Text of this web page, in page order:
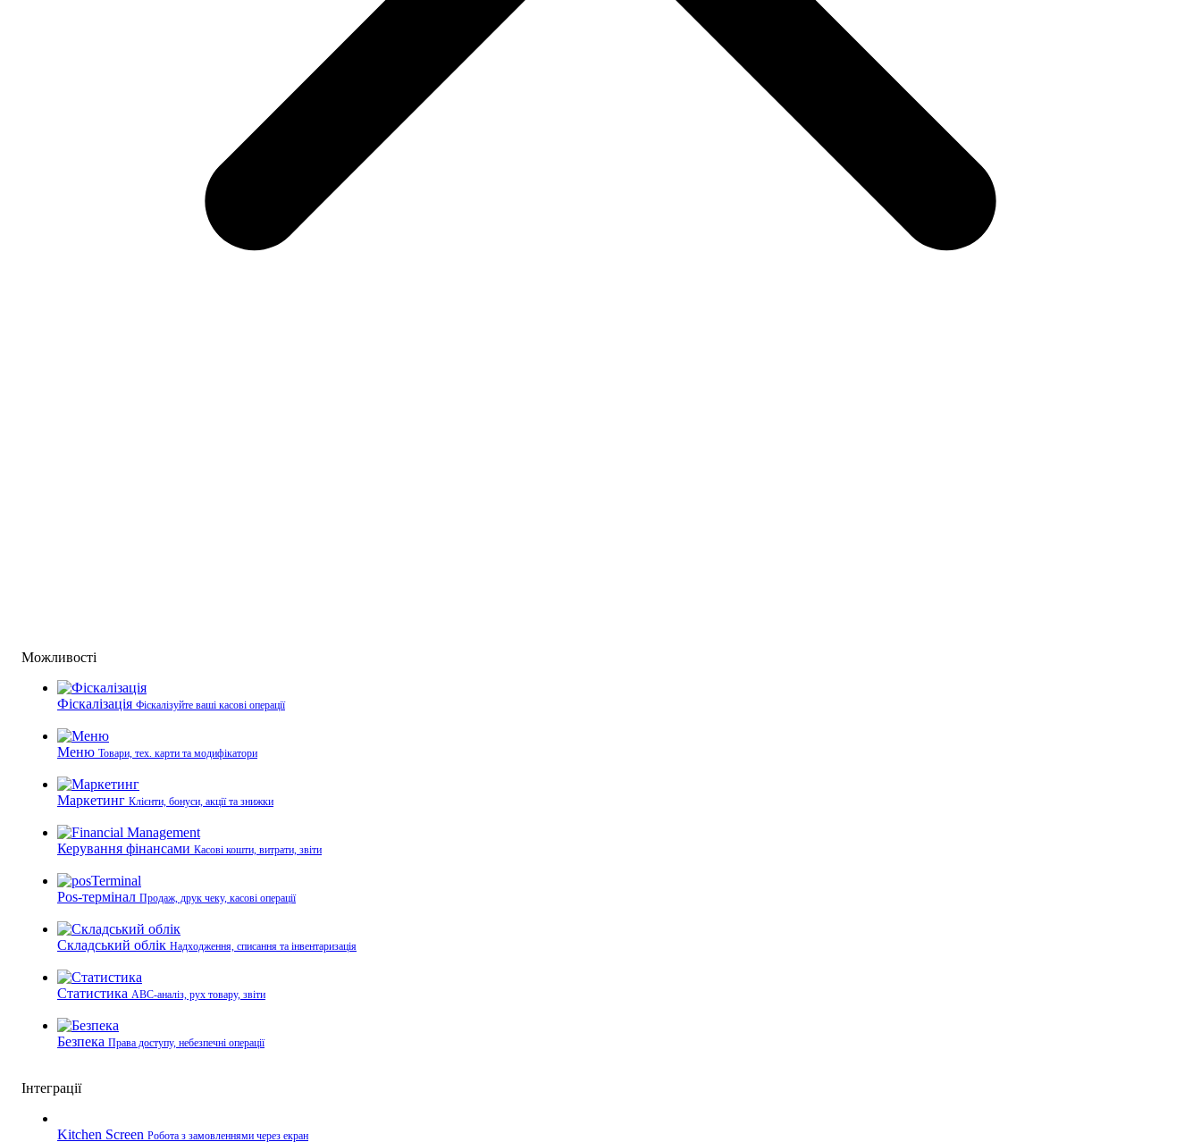
Можливості
Фіскалізація Фіскалізуйте ваші касові операції
Меню Товари, тех. карти та модифікатори
Маркетинг Клієнти, бонуси, акції та знижки
Керування фінансами Касові кошти, витрати, звіти
Pos-термінал Продаж, друк чеку, касові операції
Складський облік Надходження, списання та інвентаризація
Статистика ABC-аналіз, рух товару, звіти
Безпека Права доступу, небезпечні операції
Інтеграції
Kitchen Screen Робота з замовленнями через екран